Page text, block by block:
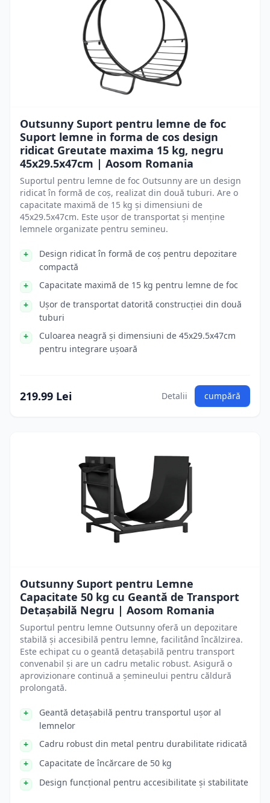
Outsunny Suport pentru lemne de foc
Suport lemne in forma de cos design
ridicat Greutate maxima 15 kg, negru
45x29.5x47cm | Aosom Romania
Suportul pentru lemne de foc Outsunny are un design
ridicat în formă de coș, realizat din două tuburi. Are o
capacitate maximă de 15 kg și dimensiuni de
45x29.5x47cm. Este ușor de transportat și menține
lemnele organizate pentru semineu.
Design ridicat în formă de coș pentru depozitare
compactă
Capacitate maximă de 15 kg pentru lemne de foc
Ușor de transportat datorită construcției din două
tuburi
Culoarea neagră și dimensiuni de 45x29.5x47cm
pentru integrare ușoară
219.99 Lei Detalii cumpără
Outsunny Suport pentru Lemne
Capacitate 50 kg cu Geantă de Transport
Detașabilă Negru | Aosom Romania
Suportul pentru lemne Outsunny oferă un depozitare
stabilă și accesibilă pentru lemne, facilitând încălzirea.
Este echipat cu o geantă detașabilă pentru transport
convenabil și are un cadru metalic robust. Asigură o
aprovizionare continuă a șemineului pentru căldură
prolongată.
Geantă detașabilă pentru transportul ușor al
lemnelor
Cadru robust din metal pentru durabilitate ridicată
Capacitate de încărcare de 50 kg
Design funcțional pentru accesibilitate și stabilitate